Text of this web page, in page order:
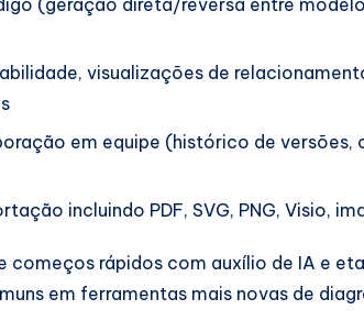
(geração direta/reversa entre
visualizações de
em equipe (histórico de
incluindo PDF, SVG, PNG, Visio,
começos rápidos com auxílio de IA e
em ferramentas mais novas de